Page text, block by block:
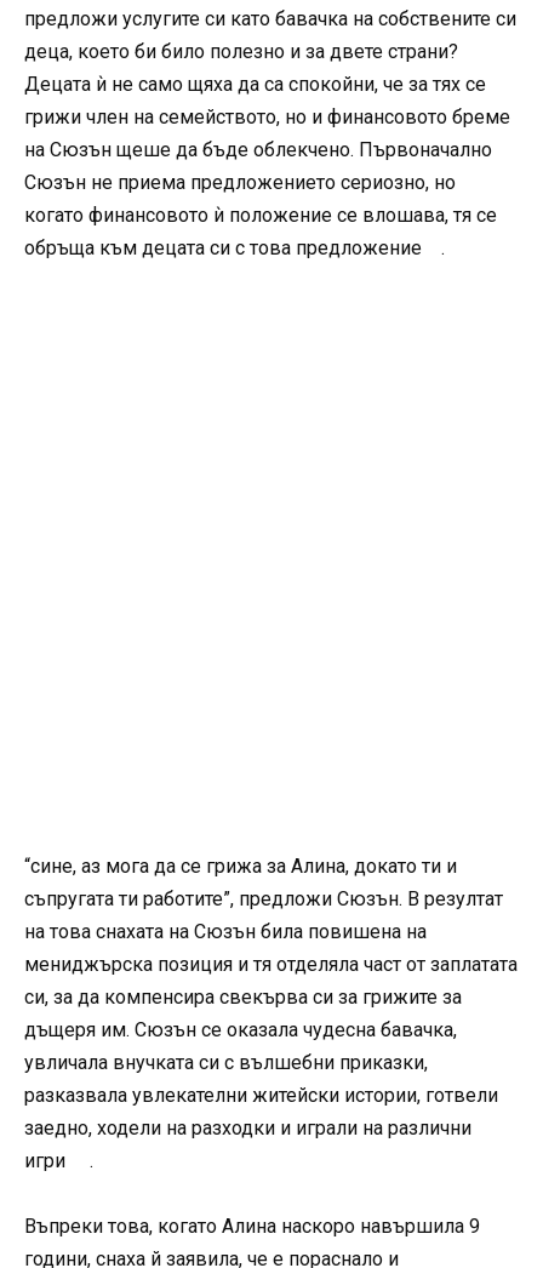
предложи услугите си като бавачка на собствените си
деца, което би било полезно и за двете страни?
Децата ѝ не само щяха да са спокойни, че за тях се
грижи член на семейството, но и финансовото бреме
на Сюзън щеше да бъде облекчено. Първоначално
Сюзън не приема предложението сериозно, но
когато финансовото ѝ положение се влошава, тя се
обръща към децата си с това предложение .
“сине, аз мога да се грижа за Алина, докато ти и
съпругата ти работите”, предложи Сюзън. В резултат
на това снахата на Сюзън била повишена на
мениджърска позиция и тя отделяла част от заплатата
си, за да компенсира свекърва си за грижите за
дъщеря им. Сюзън се оказала чудесна бавачка,
увличала внучката си с вълшебни приказки,
разказвала увлекателни житейски истории, готвели
заедно, ходели на разходки и играли на различни
игри .
Въпреки това, когато Алина наскоро навършила 9
години, снаха й заявила, че е пораснало и